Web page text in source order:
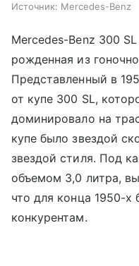
Источник: Mercedes-Benz
Mercedes-Benz 300
рожденная из
Представленный в
от купе 300 SL,
доминировало на
купе было звездой
звездой стиля. Под
объемом 3,0 литра,
что для конца 1950-
конкурентам.